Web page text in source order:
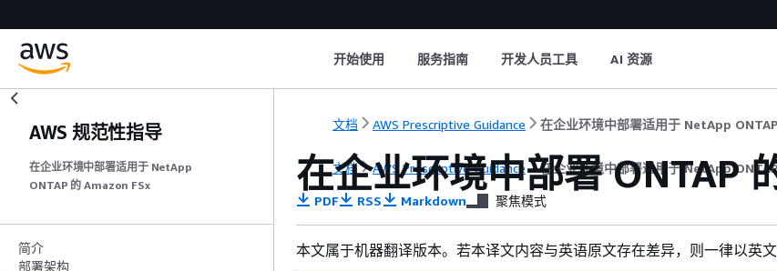
开始使用 服务指南 开发人员工具 AI 资源
AWS 规范性指导
在企业环境中部署适用于 NetApp
ONTAP 的 Amazon FSx
简介
部署架构
文档 AWS Prescriptive Guidance 在企业环境中部署适用于 NetApp
文档 AWS Prescriptive Guidance 在企业环境中部署适用于 NetApp
在企业环境中部署 ONTAP
PDF RSS Markdown 聚焦模式
本文属于机器翻译版本。若本译文内容与英语原文存在差异，则一律以英文